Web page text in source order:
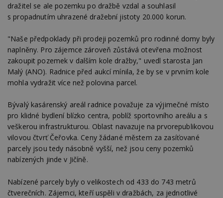
dražitel se ale pozemku po dražbě vzdal a souhlasil
s propadnutím uhrazené dražební jistoty 20.000 korun.
"Naše předpoklady při prodeji pozemků pro rodinné domy byly
naplněny. Pro zájemce zároveň zůstává otevřena možnost
zakoupit pozemek v dalším kole dražby," uvedl starosta Jan
Malý (ANO). Radnice před aukcí mínila, že by se v prvním kole
mohla vydražit více než polovina parcel.
Bývalý kasárenský areál radnice považuje za výjimečné místo
pro klidné bydlení blízko centra, poblíž sportovního areálu a s
veškerou infrastrukturou. Oblast navazuje na prvorepublikovou
vilovou čtvrť Čeřovka. Ceny žádané městem za zasíťované
parcely jsou tedy násobně vyšší, než jsou ceny pozemků
nabízených jinde v Jičíně.
Nabízené parcely byly o velikostech od 433 do 743 metrů
čtverečních. Zájemci, kteří uspěli v dražbách, za jednotlivé